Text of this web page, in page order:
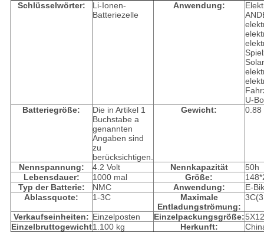
Schlüsselwörter:
Li-Ionen-
Batteriezelle
Anwendung:
U-
Batteriegröße:
Die in Artikel 1
Buchstabe a
genannten
Angaben sind
zu
berücksichtigen.
Gewicht: 0.88
Nennspannung: 4.2 Volt Nennkapazität
50h
Lebensdauer:
1000 mal Größe:
Typ der Batterie:
NMC Anwendung:
E-
Ablassquote:
1-3C
Maximale
Entladungströmung:
Verkaufseinheiten: Einzelposten Einzelpackungsgröße:
Einzelbruttogewicht1.100 kg Herkunft: